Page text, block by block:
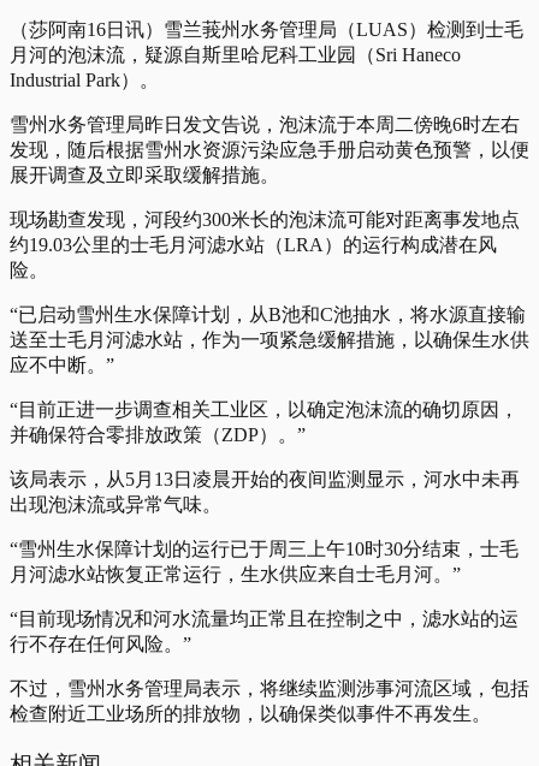
（莎阿南16日讯）雪兰莪州水务管理局（LUAS）检测到士毛
月河的泡沫流，疑源自斯里哈尼科工业园（Sri Haneco
Industrial Park）。
雪州水务管理局昨日发文告说，泡沫流于本周二傍晚6时左右
发现，随后根据雪州水资源污染应急手册启动黄色预警，以便
展开调查及立即采取缓解措施。
现场勘查发现，河段约300米长的泡沫流可能对距离事发地点
约19.03公里的士毛月河滤水站（LRA）的运行构成潜在风
险。
“已启动雪州生水保障计划，从B池和C池抽水，将水源直接输
送至士毛月河滤水站，作为一项紧急缓解措施，以确保生水供
应不中断。”
“目前正进一步调查相关工业区，以确定泡沫流的确切原因，
并确保符合零排放政策（ZDP）。”
该局表示，从5月13日凌晨开始的夜间监测显示，河水中未再
出现泡沫流或异常气味。
“雪州生水保障计划的运行已于周三上午10时30分结束，士毛
月河滤水站恢复正常运行，生水供应来自士毛月河。”
“目前现场情况和河水流量均正常且在控制之中，滤水站的运
行不存在任何风险。”
不过，雪州水务管理局表示，将继续监测涉事河流区域，包括
检查附近工业场所的排放物，以确保类似事件不再发生。